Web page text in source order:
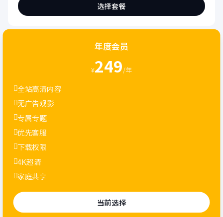
选择套餐
年度会员
¥249/年
全站高清内容
无广告观影
专属专题
优先客服
下载权限
4K超清
家庭共享
当前选择